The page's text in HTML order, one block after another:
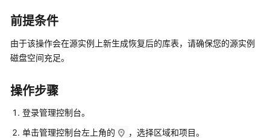
除
视
频
助
产
品
前提条件
由于该操作会在源实例上新生成恢复后的库表，请确保您的源实例
磁盘空间充足。
操作步骤
登录管理控制台。
单击管理控制台左上角的
，选择区域和项目。